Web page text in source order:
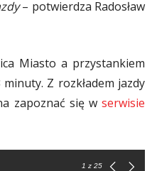
– potwierdza Radosław
Miasto a przystankiem
Z rozkładem jazdy
zapoznać się w serwisie
1 z 25